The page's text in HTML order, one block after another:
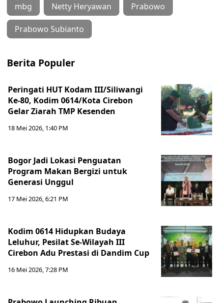
mbg Netty Heryawan Prabowo
Prabowo Subianto
Berita Populer
Peringati HUT Kodam III/Siliwangi
Ke-80, Kodim 0614/Kota Cirebon
Gelar Ziarah TMP Kesenden
18 Mei 2026, 1:40 PM
Bogor Jadi Lokasi Penguatan
Program Makan Bergizi untuk
Generasi Unggul
17 Mei 2026, 6:21 PM
Kodim 0614 Hidupkan Budaya
Leluhur, Pesilat Se-Wilayah III
Cirebon Adu Prestasi di Dandim Cup
16 Mei 2026, 7:28 PM